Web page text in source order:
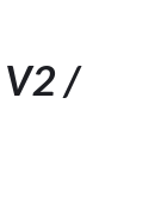
/